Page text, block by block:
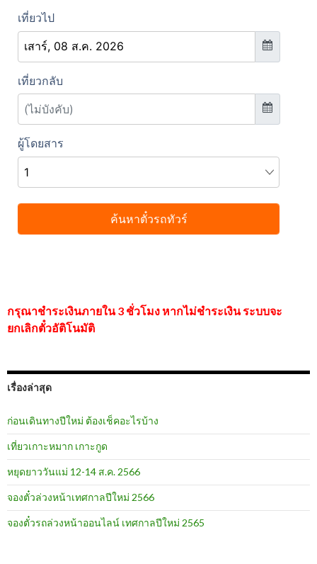
กรุณาชำระเงินภายใน 3 ชั่วโมง หากไม่ชำระเงิน ระบบจะ
ยกเลิกตั๋วอัติโนมัติ
เรื่องล่าสุด
ก่อนเดินทางปีใหม่ ต้องเช็คอะไรบ้าง
เที่ยวเกาะหมาก เกาะกูด
หยุดยาววันแม่ 12-14 ส.ค. 2566
จองตั๋วล่วงหน้าเทศกาลปีใหม่ 2566
จองตั๋วรถล่วงหน้าออนไลน์ เทศกาลปีใหม่ 2565